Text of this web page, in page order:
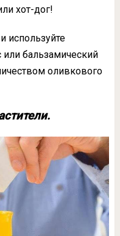
хот-дог!
используйте
бальзамический
оливкового